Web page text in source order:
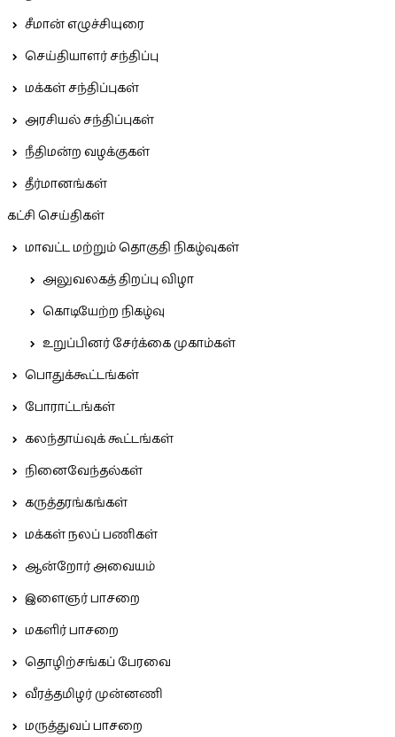
சீமான் எழுச்சியுரை
செய்தியாளர் சந்திப்பு
மக்கள் சந்திப்புகள்
அரசியல் சந்திப்புகள்
நீதிமன்ற வழக்குகள்
தீர்மானங்கள்
கட்சி செய்திகள்
மாவட்ட மற்றும் தொகுதி நிகழ்வுகள்
அலுவலகத் திறப்பு விழா
கொடியேற்ற நிகழ்வு
உறுப்பினர் சேர்க்கை முகாம்கள்
பொதுக்கூட்டங்கள்
போராட்டங்கள்
கலந்தாய்வுக் கூட்டங்கள்
நினைவேந்தல்கள்
கருத்தரங்கங்கள்
மக்கள் நலப் பணிகள்
ஆன்றோர் அவையம்
இளைஞர் பாசறை
மகளிர் பாசறை
தொழிற்சங்கப் பேரவை
வீரத்தமிழர் முன்னணி
மருத்துவப் பாசறை